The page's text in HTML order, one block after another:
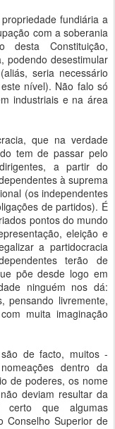
fundiária a
com a soberania
desta Constituição,
podendo desestimular
seria necessário
nível). Não falo só
industriais e na área
que na verdade
tem de passar pelo
a partir do
à suprema
(os independentes
de partidos). É
pontos do mundo
eleição e
a partidocracia
terão de
põe desde logo em
ninguém nos dá:
pensando livremente,
muita imaginação
de facto, muitos -
dentro da
de poderes, os nome
deviam resultar da
certo que algumas
Conselho Superior de